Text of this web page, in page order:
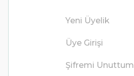
Yeni Üyelik
Üye Girişi
Şifremi Unuttum